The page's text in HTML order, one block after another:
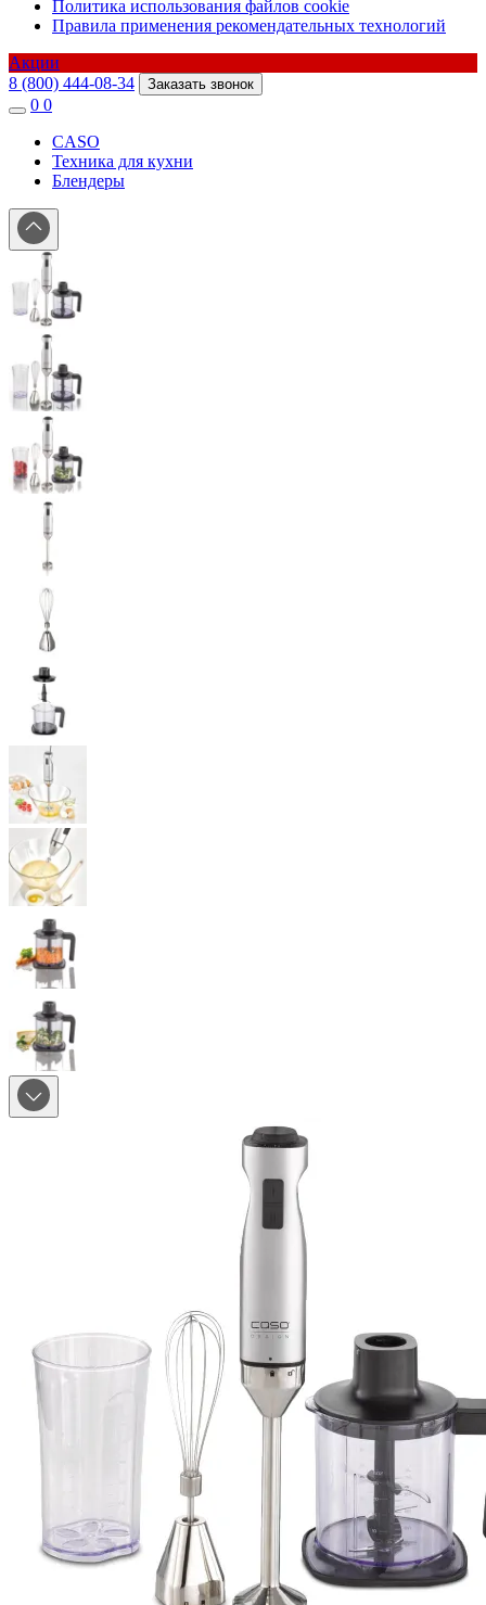
Политика использования файлов cookie
Правила применения рекомендательных технологий
Акции
8 (800) 444-08-34
Заказать звонок
0 0
CASO
Техника для кухни
Блендеры